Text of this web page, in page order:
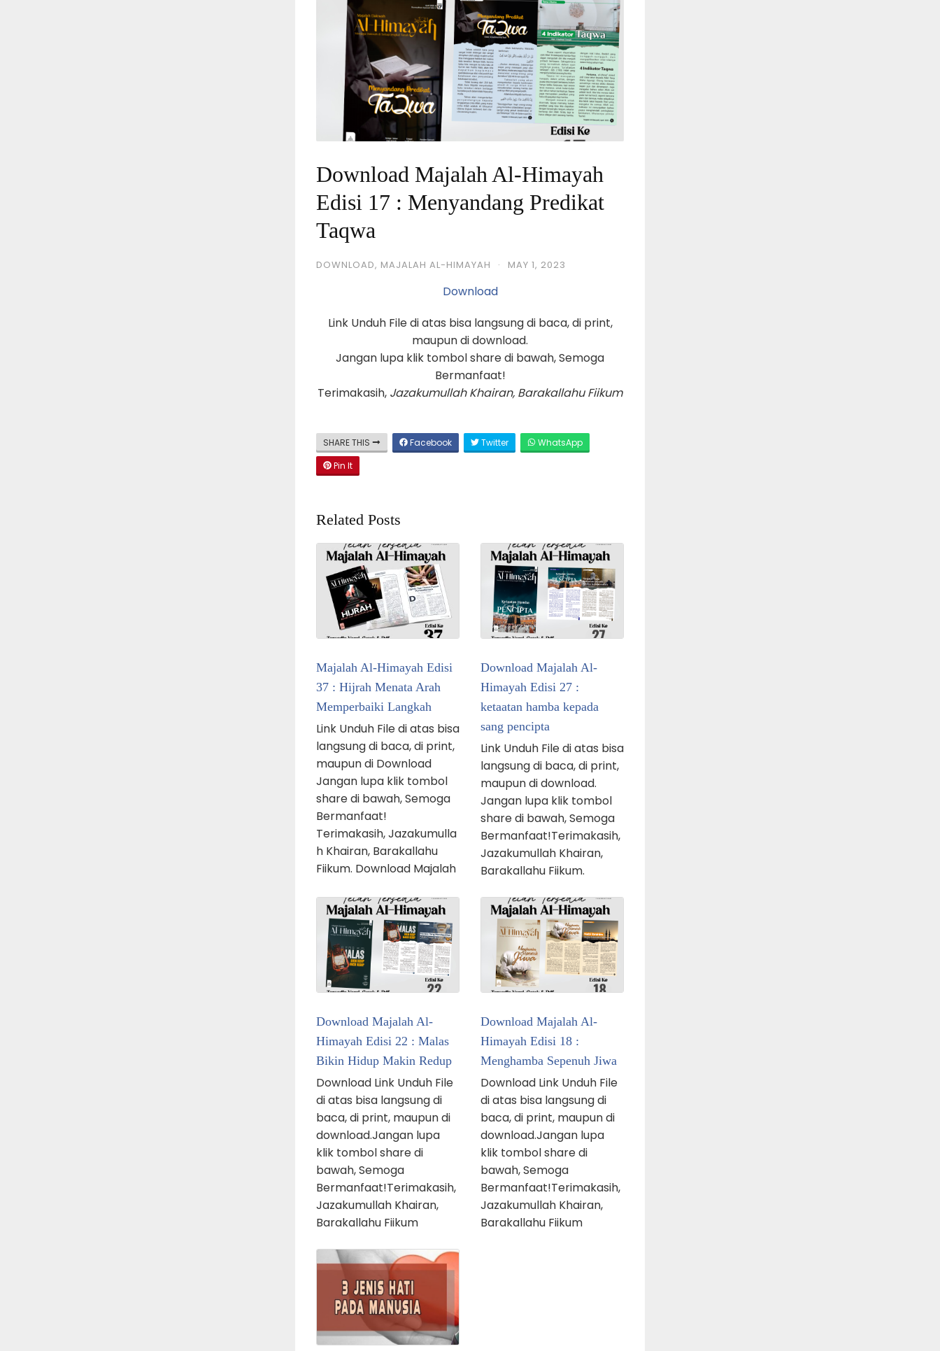
Download Majalah Al-Himayah
Edisi 17 : Menyandang Predikat
Taqwa
DOWNLOAD, MAJALAH AL-HIMAYAH · MAY 1, 2023
Download
Link Unduh File di atas bisa langsung di baca, di print,
maupun di download.
Jangan lupa klik tombol share di bawah, Semoga
Bermanfaat!
Terimakasih, Jazakumullah Khairan, Barakallahu Fiikum
SHARE THIS Facebook Twitter
WhatsApp
Pin It
Related Posts
Majalah Al-Himayah Edisi
37 : Hijrah Menata Arah
Memperbaiki Langkah
Link Unduh File di atas bisa
langsung di baca, di print,
maupun di Download
Jangan lupa klik tombol
share di bawah, Semoga
Bermanfaat!
Terimakasih, Jazakumulla
h Khairan, Barakallahu
Fiikum. Download Majalah
Download Majalah Al-
Himayah Edisi 27 :
ketaatan hamba kepada
sang pencipta
Link Unduh File di atas bisa
langsung di baca, di print,
maupun di download.
Jangan lupa klik tombol
share di bawah, Semoga
Bermanfaat!Terimakasih,
Jazakumullah Khairan,
Barakallahu Fiikum.
Download Majalah Al-
Himayah Edisi 22 : Malas
Bikin Hidup Makin Redup
Download Link Unduh File
di atas bisa langsung di
baca, di print, maupun di
download.Jangan lupa
klik tombol share di
bawah, Semoga
Bermanfaat!Terimakasih,
Jazakumullah Khairan,
Barakallahu Fiikum
Download Majalah Al-
Himayah Edisi 18 :
Menghamba Sepenuh Jiwa
Download Link Unduh File
di atas bisa langsung di
baca, di print, maupun di
download.Jangan lupa
klik tombol share di
bawah, Semoga
Bermanfaat!Terimakasih,
Jazakumullah Khairan,
Barakallahu Fiikum